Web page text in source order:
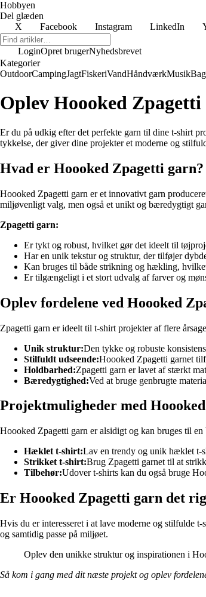
Hobbyen
Del glæden
X
Facebook Instagram LinkedIn
LoginOpret brugerNyhedsbrevet
Kategorier
OutdoorCampingJagtFiskeriVandHåndværkMusik
Oplev Hoooked
Er du på udkig efter det perfekte garn til dine t-shirt
tykkelse, der giver dine projekter et moderne og
Hvad er Hoooked Zpagetti garn?
Hoooked Zpagetti garn er et innovativt garn
miljøvenligt valg, men også et unikt og bæredygtigt
Zpagetti garn:
Er tykt og robust, hvilket gør det ideelt til
Har en unik tekstur og struktur, der tilføjer
Kan bruges til både strikning og hækling,
Er tilgængeligt i et stort udvalg af farver og
Oplev fordelene ved Hoooked
Zpagetti garn er ideelt til t-shirt projekter af flere
Unik struktur:Den tykke og robuste
Stilfuldt udseende:Hoooked Zpagetti garnet
Holdbarhed:Zpagetti garn er lavet af stærkt
Bæredygtighed:Ved at bruge genbrugte
Projektmuligheder med
Hoooked Zpagetti garn er alsidigt og kan bruges til
Hæklet t-shirt:Lav en trendy og unik hæklet t-
Strikket t-shirt:Brug Zpagetti garnet til at
Tilbehør:Udover t-shirts kan du også bruge
Er Hoooked Zpagetti garn det
Hvis du er interesseret i at lave moderne og stilfulde
og samtidig passe på miljøet.
Oplev den unikke struktur og inspirationen i
Så kom i gang med dit næste projekt og oplev